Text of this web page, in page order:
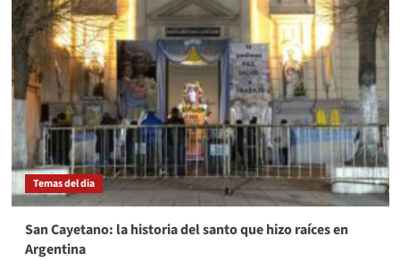
Temas del dia
San Cayetano: la historia del santo que hizo raíces en
Argentina